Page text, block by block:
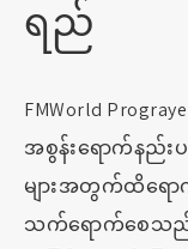
ရည်
FMWorld
အစွန်းရောက်နည်
များအတွက်ထိရေ
သက်ရောက်စေသည်